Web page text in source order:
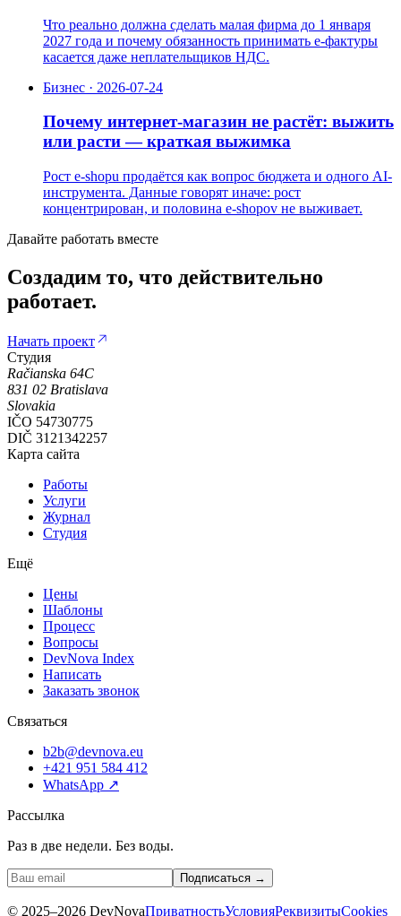
Что реально должна сделать малая фирма до 1 января
2027 года и почему обязанность принимать e-фактуры
касается даже неплательщиков НДС.
Бизнес · 2026-07-24
Почему интернет-магазин не растёт: выжить
или расти — краткая выжимка
Рост e-shopu продаётся как вопрос бюджета и одного AI-
инструмента. Данные говорят иначе: рост
концентрирован, и половина e-shopov не выживает.
Давайте работать вместе
Создадим то, что действительно
работает.
Начать проект
Студия
Račianska 64C
831 02 Bratislava
Slovakia
IČO 54730775
DIČ 3121342257
Карта сайта
Работы
Услуги
Журнал
Студия
Ещё
Цены
Шаблоны
Процесс
Вопросы
DevNova Index
Написать
Заказать звонок
Связаться
b2b@devnova.eu
+421 951 584 412
WhatsApp ↗
Рассылка
Раз в две недели. Без воды.
Подписаться →
© 2025–2026 DevNovaПриватностьУсловияРеквизитыCookies